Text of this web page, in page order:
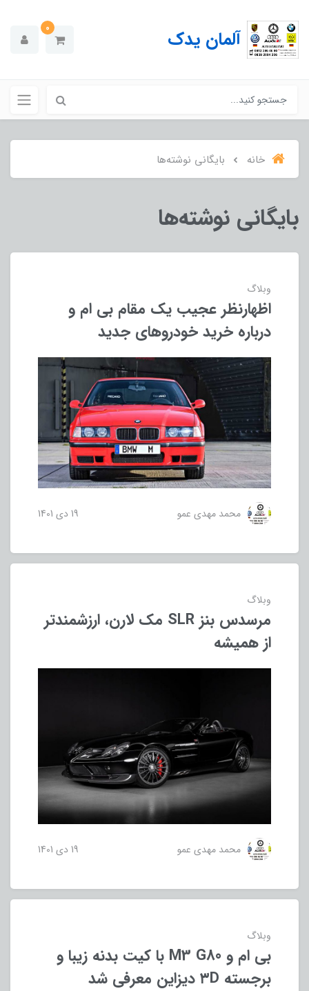
آلمان یدک 0
خانه بایگانی نوشته‌ها
بایگانی نوشته‌ها
وبلاگ
اظهارنظر عجیب یک مقام بی ام و
درباره خرید خودروهای جدید
محمد مهدی عمو 19 دی 1401
وبلاگ
مرسدس بنز SLR مک لارن، ارزشمندتر
از همیشه
محمد مهدی عمو 19 دی 1401
وبلاگ
بی ام و M3 G80 با کیت بدنه زیبا و
برجسته ۳D دیزاین معرفی شد